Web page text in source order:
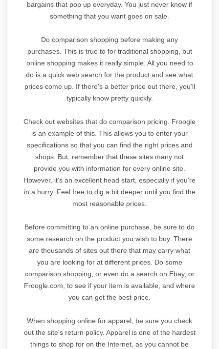
bargains that pop up everyday. You just never know if
something that you want goes on sale.
Do comparison shopping before making any
purchases. This is true to for traditional shopping, but
online shopping makes it really simple. All you need to
do is a quick web search for the product and see what
prices come up. If there's a better price out there, you'll
typically know pretty quickly.
Check out websites that do comparison pricing. Froogle
is an example of this. This allows you to enter your
specifications so that you can find the right prices and
shops. But, remember that these sites many not
provide you with information for every online site.
However, it's an excellent head start, especially if you're
in a hurry. Feel free to dig a bit deeper until you find the
most reasonable prices.
Before committing to an online purchase, be sure to do
some research on the product you wish to buy. There
are thousands of sites out there that may carry what
you are looking for at different prices. Do some
comparison shopping, or even do a search on Ebay, or
Froogle.com, to see if your item is available, and where
you can get the best price.
When shopping online for apparel, be sure you check
out the site's return policy. Apparel is one of the hardest
things to shop for on the Internet, as you cannot be